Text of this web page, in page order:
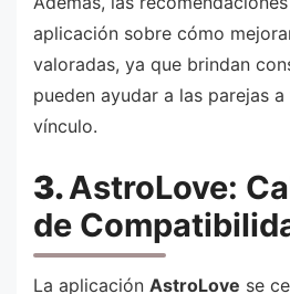
aplicación sobre cómo
valoradas, ya que brindan
pueden ayudar a las parejas
vínculo.
3.AstroLove:
de
La aplicación AstroLove se